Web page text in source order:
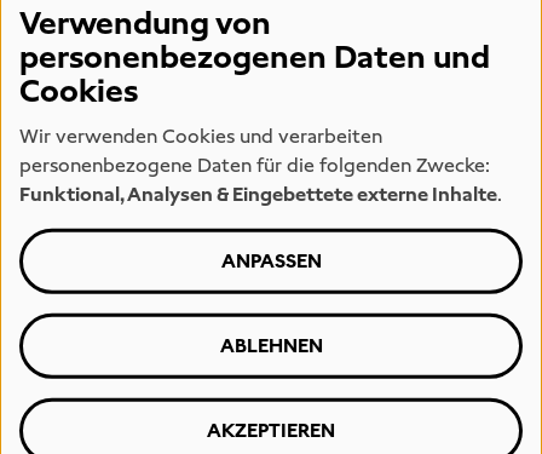
PRESSE
In unserem Pressebereich finden sie alle
relevanten Informationen zu unserer
Arbeit und unseren Ausstellungen, sowie
Download Material.
Verwendung von
personenbezogenen Daten und
Cookies
Wir verwenden Cookies und verarbeiten
personenbezogene Daten für die folgenden Zwecke:
Funktional, Analysen & Eingebettete externe Inhalte.
ANPASSEN
ABLEHNEN
AKZEPTIEREN